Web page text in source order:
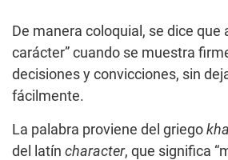
De manera coloquial, se dice que
carácter” cuando se muestra
decisiones y convicciones, sin
fácilmente.
La palabra proviene del griego
del latín character, que significa